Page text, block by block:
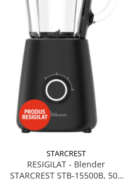
STARCREST
RESIGILAT - Blender
STARCREST STB-15500B, 500